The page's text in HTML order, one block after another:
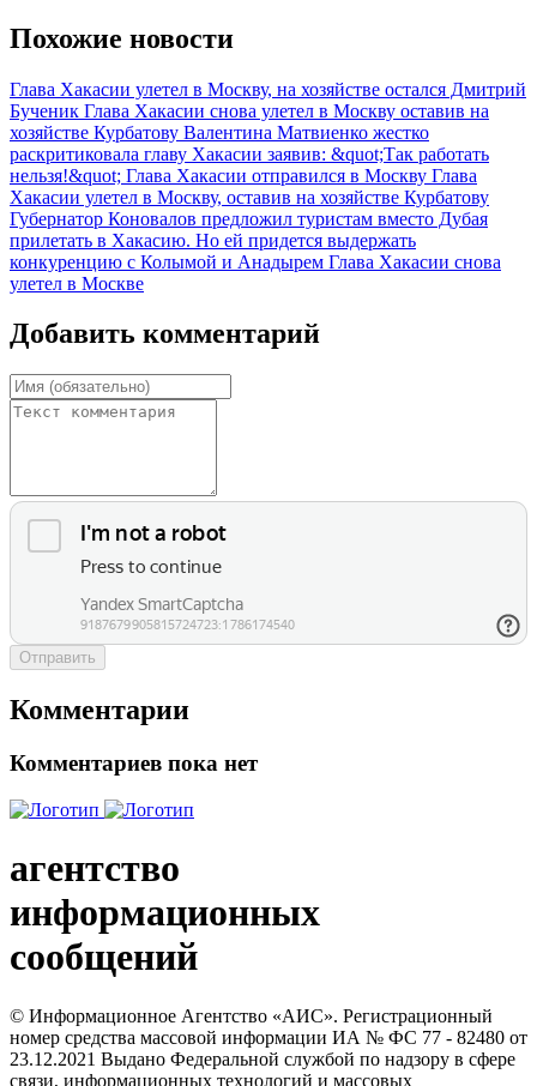
Похожие новости
Глава Хакасии улетел в Москву, на хозяйстве остался Дмитрий
Бученик Глава Хакасии снова улетел в Москву оставив на
хозяйстве Курбатову Валентина Матвиенко жестко
раскритиковала главу Хакасии заявив: &quot;Так работать
нельзя!&quot; Глава Хакасии отправился в Москву Глава
Хакасии улетел в Москву, оставив на хозяйстве Курбатову
Губернатор Коновалов предложил туристам вместо Дубая
прилетать в Хакасию. Но ей придется выдержать
конкуренцию с Колымой и Анадырем Глава Хакасии снова
улетел в Москве
Добавить комментарий
Отправить
Комментарии
Комментариев пока нет
агентство
информационных
сообщений
© Информационное Агентство «АИС». Регистрационный
номер средства массовой информации ИА № ФС 77 - 82480 от
23.12.2021 Выдано Федеральной службой по надзору в сфере
связи, информационных технологий и массовых